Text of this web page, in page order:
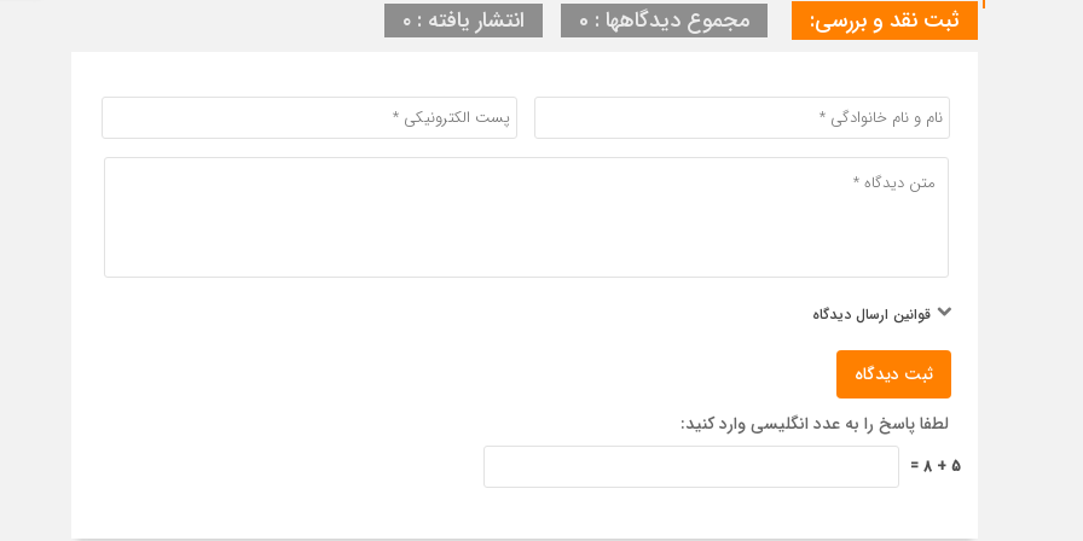
ثبت نقد و بررسی: مجموع دیدگاهها : 0 انتشار یافته : ۰
قوانین ارسال دیدگاه
ثبت دیدگاه
لطفا پاسخ را به عدد انگلیسی وارد کنید:
5 + 8 =